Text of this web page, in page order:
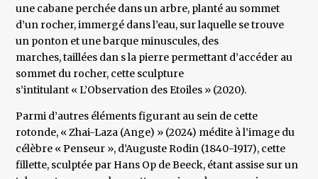
une cabane perchée dans un arbre, planté au sommet
d’un rocher, immergé dans l’eau, sur laquelle se trouve
un ponton et une barque minuscules, des
marches, taillées dan s la pierre permettant d’accéder au
sommet du rocher, cette sculpture
s’intitulant « L’Observation des Etoiles » (2020).
Parmi d’autres éléments figurant au sein de cette
rotonde, « Zhai-Laza (Ange) » (2024) médite à l’image du
célèbre « Penseur », d’Auguste Rodin (1840-1917), cette
fillette, sculptée par Hans Op de Beeck, étant assise sur un